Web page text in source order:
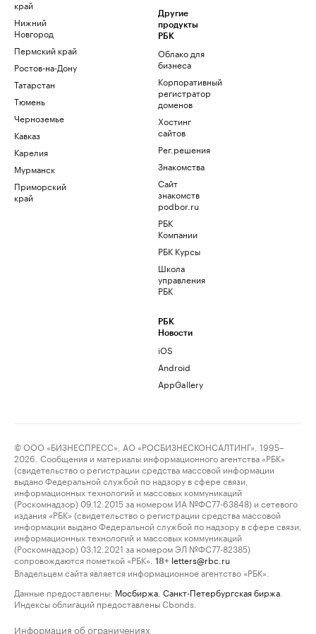
край
Нижний
Новгород
Пермский край
Ростов-на-Дону
Татарстан
Тюмень
Черноземье
Кавказ
Карелия
Мурманск
Приморский
край
Другие
продукты
РБК
Облако для
бизнеса
Корпоративный
регистратор
доменов
Хостинг
сайтов
Рег.решения
Знакомства
Сайт
знакомств
podbor.ru
РБК
Компании
РБК Курсы
Школа
управления
РБК
РБК
Новости
iOS
Android
AppGallery
© ООО «БИЗНЕСПРЕСС», АО «РОСБИЗНЕСКОНСАЛТИНГ», 1995–
2026. Сообщения и материалы информационного агентства «РБК»
(свидетельство о регистрации средства массовой информации
выдано Федеральной службой по надзору в сфере связи,
информационных технологий и массовых коммуникаций
(Роскомнадзор) 09.12.2015 за номером ИА №ФС77-63848) и сетевого
издания «РБК» (свидетельство о регистрации средства массовой
информации выдано Федеральной службой по надзору в сфере связи,
информационных технологий и массовых коммуникаций
(Роскомнадзор) 03.12.2021 за номером ЭЛ №ФС77-82385)
сопровождаются пометкой «РБК».
18+ letters@rbc.ru
Владельцем сайта является информационное агентство «РБК».
Данные предоставлены: Мосбиржа Санкт-Петербургская биржа
Индексы облигаций предоставлены Cbonds.
Информация об ограничениях